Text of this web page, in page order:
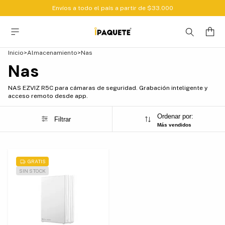
Envíos a todo el país a partir de $33.000
Inicio>Almacenamiento>Nas
Nas
NAS EZVIZ R5C para cámaras de seguridad. Grabación inteligente y
acceso remoto desde app.
Filtrar Ordenar por:
Más vendidos
SIN STOCK
GRATIS